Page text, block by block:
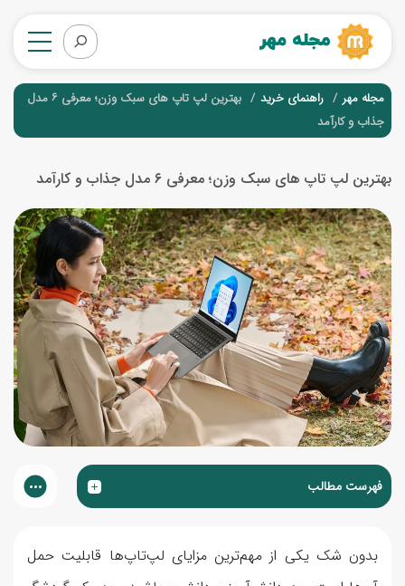
مجله مهر راهنمای خرید
بهترین لپ تاپ های سبک وزن؛ معرفی ۶ مدل
جذاب و کارآمد
بهترین لپ تاپ های سبک وزن؛ معرفی ۶ مدل جذاب و کارآمد
فهرست مطالب
بدون شک یکی از مهم‌ترین مزایای لپ‌تاپ‌ها قابلیت حمل